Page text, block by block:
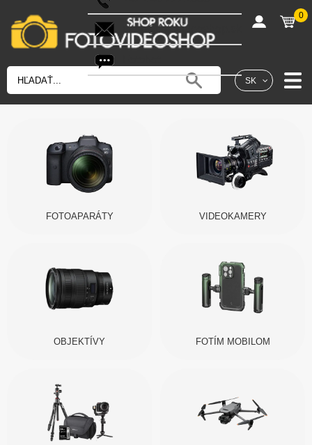
SK
shop@fotovideoshop.sk
0
FOTOAPARÁTY VIDEOKAMERY
OBJEKTÍVY FOTÍM MOBILOM